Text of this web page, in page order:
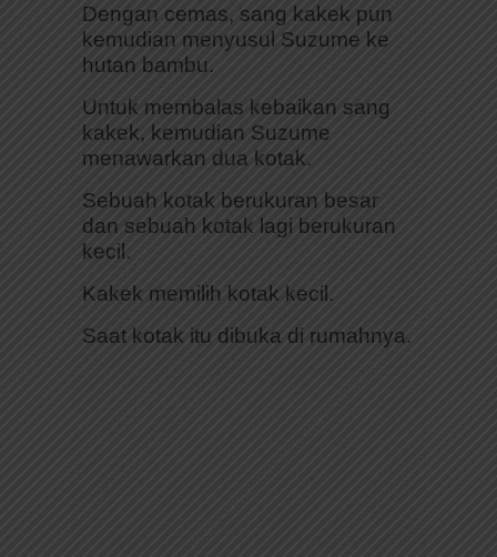
Dengan cemas, sang kakek pun
kemudian menyusul Suzume ke
hutan bambu.
Untuk membalas kebaikan sang
kakek, kemudian Suzume
menawarkan dua kotak.
Sebuah kotak berukuran besar
dan sebuah kotak lagi berukuran
kecil.
Kakek memilih kotak kecil.
Saat kotak itu dibuka di rumahnya.